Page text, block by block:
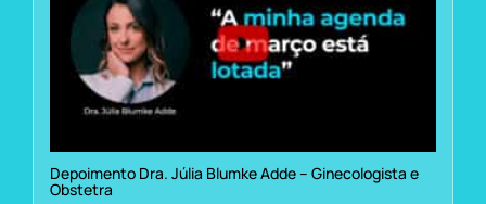
Depoimento Dra. Júlia Blumke Adde – Ginecologista e
Obstetra